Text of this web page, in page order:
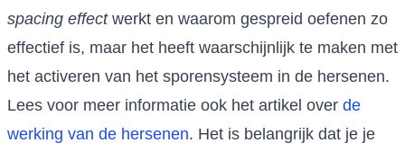
spacing effect werkt en waarom gespreid oefenen zo
effectief is, maar het heeft waarschijnlijk te maken met
het activeren van het sporensysteem in de hersenen.
Lees voor meer informatie ook het artikel over de
werking van de hersenen. Het is belangrijk dat je je